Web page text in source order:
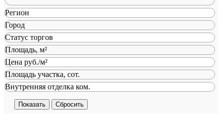
Регион
Город
Статус торгов
Площадь, м²
Цена руб./м²
Площадь участка, сот.
Внутренняя отделка ком.
Сбросить